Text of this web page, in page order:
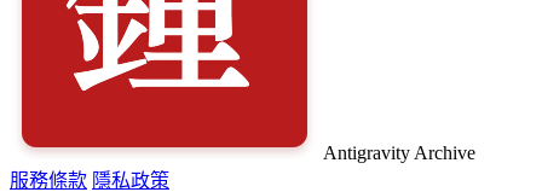
Antigravity Archive
服務條款 隱私政策